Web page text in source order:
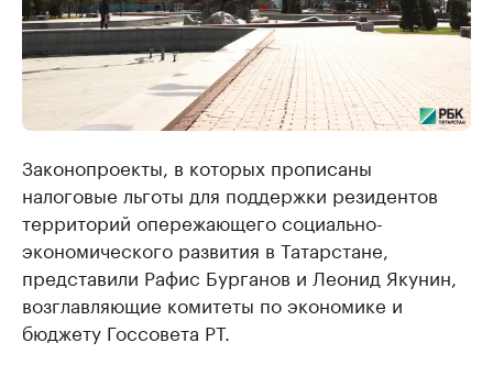
Законопроекты, в которых прописаны
налоговые льготы для поддержки резидентов
территорий опережающего социально-
экономического развития в Татарстане,
представили Рафис Бурганов и Леонид Якунин,
возглавляющие комитеты по экономике и
бюджету Госсовета РТ.